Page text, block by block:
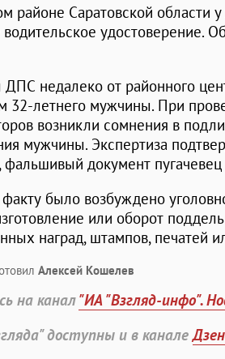
районе Саратовской области
удостоверение.
недалеко от районного
32-летнего мужчины. При
возникли сомнения в
мужчины. Экспертиза
фальшивый документ
было возбуждено
или оборот
наград, штампов, печатей
Алексей Кошелев
на канал"ИА "Взгляд-инфо".
доступны и в канале